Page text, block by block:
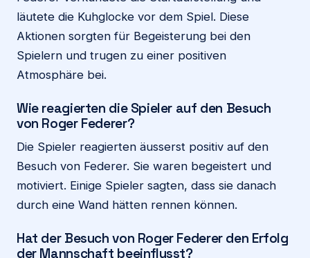
läutete die Kuhglocke vor dem Spiel. Diese
Aktionen sorgten für Begeisterung bei den
Spielern und trugen zu einer positiven
Atmosphäre bei.
Wie reagierten die Spieler auf den Besuch
von Roger Federer?
Die Spieler reagierten äusserst positiv auf den
Besuch von Federer. Sie waren begeistert und
motiviert. Einige Spieler sagten, dass sie danach
durch eine Wand hätten rennen können.
Hat der Besuch von Roger Federer den Erfolg
der Mannschaft beeinflusst?